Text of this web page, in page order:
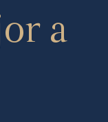
a